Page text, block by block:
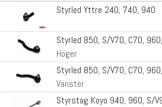
Styrled Yttre 240, 740, 940
Styrled 850, S/V70, C70,
Höger
Styrled 850, S/V70, C70,
Vänster
Styrstag Koyo 940, 960, S/